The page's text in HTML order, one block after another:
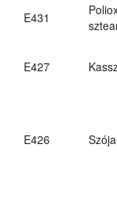
E431
E427
E426